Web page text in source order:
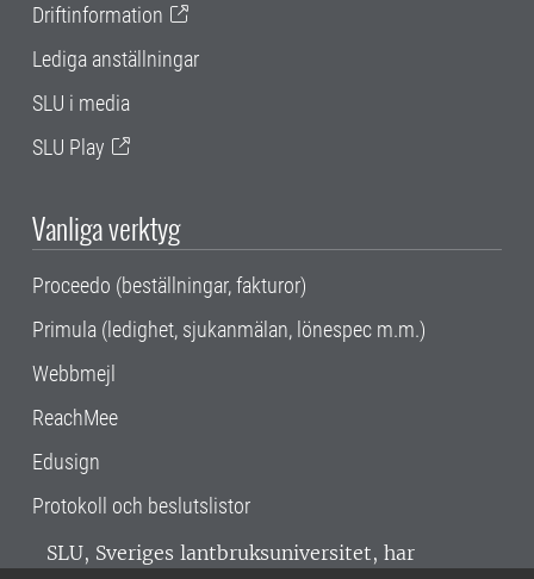
Driftinformation
Lediga anställningar
SLU i media
SLU Play
Vanliga verktyg
Proceedo (beställningar, fakturor)
Primula (ledighet, sjukanmälan, lönespec m.m.)
Webbmejl
ReachMee
Edusign
Protokoll och beslutslistor
SLU, Sveriges lantbruksuniversitet, har